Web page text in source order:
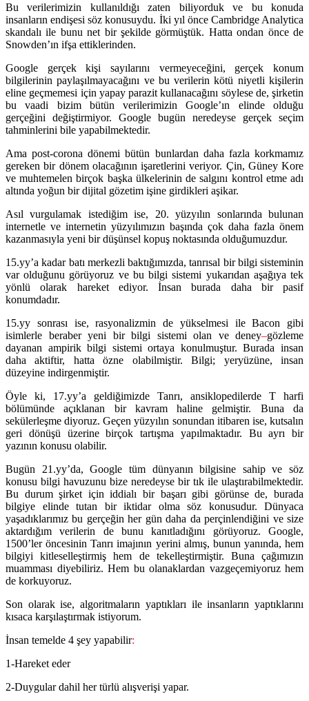
Bu verilerimizin kullanıldığı zaten biliyorduk ve bu konuda
insanların endişesi söz konusuydu. İki yıl önce Cambridge Analytica
skandalı ile bunu net bir şekilde görmüştük. Hatta ondan önce de
Snowden’ın ifşa ettiklerinden.
Google gerçek kişi sayılarını vermeyeceğini, gerçek konum
bilgilerinin paylaşılmayacağını ve bu verilerin kötü niyetli kişilerin
eline geçmemesi için yapay parazit kullanacağını söylese de, şirketin
bu vaadi bizim bütün verilerimizin Google’ın elinde olduğu
gerçeğini değiştirmiyor. Google bugün neredeyse gerçek seçim
tahminlerini bile yapabilmektedir.
Ama post-corona dönemi bütün bunlardan daha fazla korkmamız
gereken bir dönem olacağının işaretlerini veriyor. Çin, Güney Kore
ve muhtemelen birçok başka ülkelerinin de salgını kontrol etme adı
altında yoğun bir dijital gözetim işine girdikleri aşikar.
Asıl vurgulamak istediğim ise, 20. yüzyılın sonlarında bulunan
internetle ve internetin yüzyılımızın başında çok daha fazla önem
kazanmasıyla yeni bir düşünsel kopuş noktasında olduğumuzdur.
15.yy’a kadar batı merkezli baktığımızda, tanrısal bir bilgi sisteminin
var olduğunu görüyoruz ve bu bilgi sistemi yukarıdan aşağıya tek
yönlü olarak hareket ediyor. İnsan burada daha bir pasif
konumdadır.
15.yy sonrası ise, rasyonalizmin de yükselmesi ile Bacon gibi
isimlerle beraber yeni bir bilgi sistemi olan ve deney–gözleme
dayanan ampirik bilgi sistemi ortaya konulmuştur. Burada insan
daha aktiftir, hatta özne olabilmiştir. Bilgi; yeryüzüne, insan
düzeyine indirgenmiştir.
Öyle ki, 17.yy’a geldiğimizde Tanrı, ansiklopedilerde T harfi
bölümünde açıklanan bir kavram haline gelmiştir. Buna da
sekülerleşme diyoruz. Geçen yüzyılın sonundan itibaren ise, kutsalın
geri dönüşü üzerine birçok tartışma yapılmaktadır. Bu ayrı bir
yazının konusu olabilir.
Bugün 21.yy’da, Google tüm dünyanın bilgisine sahip ve söz
konusu bilgi havuzunu bize neredeyse bir tık ile ulaştırabilmektedir.
Bu durum şirket için iddialı bir başarı gibi görünse de, burada
bilgiye elinde tutan bir iktidar olma söz konusudur. Dünyaca
yaşadıklarımız bu gerçeğin her gün daha da perçinlendiğini ve size
aktardığım verilerin de bunu kanıtladığını görüyoruz. Google,
1500’ler öncesinin Tanrı imajının yerini almış, bunun yanında, hem
bilgiyi kitleselleştirmiş hem de tekelleştirmiştir. Buna çağımızın
muamması diyebiliriz. Hem bu olanaklardan vazgeçemiyoruz hem
de korkuyoruz.
Son olarak ise, algoritmaların yaptıkları ile insanların yaptıklarını
kısaca karşılaştırmak istiyorum.
İnsan temelde 4 şey yapabilir:
1-Hareket eder
2-Duygular dahil her türlü alışverişi yapar.